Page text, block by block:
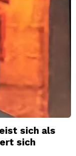
sich als
sich